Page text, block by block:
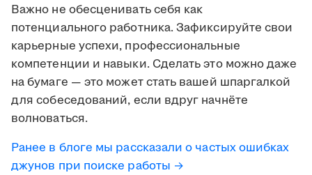
Важно не обесценивать себя как
потенциального работника. Зафиксируйте свои
карьерные успехи, профессиональные
компетенции и навыки. Сделать это можно даже
на бумаге — это может стать вашей шпаргалкой
для собеседований, если вдруг начнёте
волноваться.
Ранее в блоге мы рассказали о частых ошибках
джунов при поиске работы →